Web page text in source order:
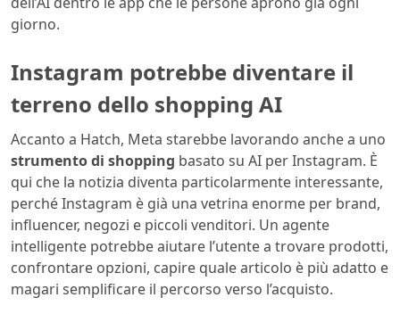
giorno.
Instagram potrebbe diventare il
terreno dello shopping AI
Accanto a Hatch, Meta starebbe lavorando anche a uno
strumento di shopping basato su AI per Instagram. È
qui che la notizia diventa particolarmente interessante,
perché Instagram è già una vetrina enorme per brand,
influencer, negozi e piccoli venditori. Un agente
intelligente potrebbe aiutare l’utente a trovare prodotti,
confrontare opzioni, capire quale articolo è più adatto e
magari semplificare il percorso verso l’acquisto.